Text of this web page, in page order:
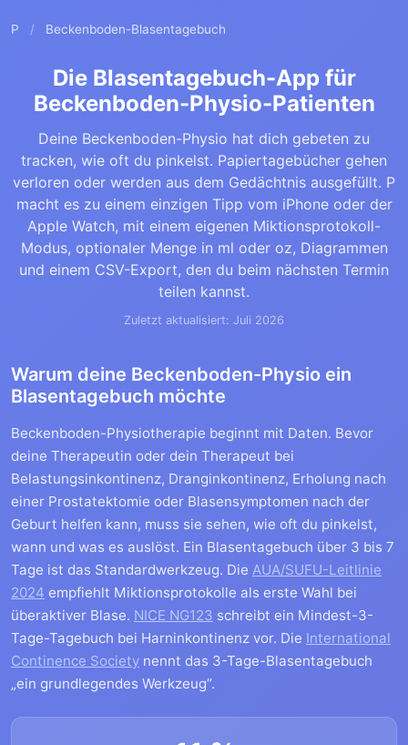
P / Beckenboden-Blasentagebuch
Die Blasentagebuch-App für
Beckenboden-Physio-Patienten
Deine Beckenboden-Physio hat dich gebeten zu
tracken, wie oft du pinkelst. Papiertagebücher gehen
verloren oder werden aus dem Gedächtnis ausgefüllt. P
macht es zu einem einzigen Tipp vom iPhone oder der
Apple Watch, mit einem eigenen Miktionsprotokoll-
Modus, optionaler Menge in ml oder oz, Diagrammen
und einem CSV-Export, den du beim nächsten Termin
teilen kannst.
Zuletzt aktualisiert: Juli 2026
Warum deine Beckenboden-Physio ein
Blasentagebuch möchte
Beckenboden-Physiotherapie beginnt mit Daten. Bevor
deine Therapeutin oder dein Therapeut bei
Belastungsinkontinenz, Dranginkontinenz, Erholung nach
einer Prostatektomie oder Blasensymptomen nach der
Geburt helfen kann, muss sie sehen, wie oft du pinkelst,
wann und was es auslöst. Ein Blasentagebuch über 3 bis 7
Tage ist das Standardwerkzeug. Die AUA/SUFU-Leitlinie
2024 empfiehlt Miktionsprotokolle als erste Wahl bei
überaktiver Blase. NICE NG123 schreibt ein Mindest-3-
Tage-Tagebuch bei Harninkontinenz vor. Die International
Continence Society nennt das 3-Tage-Blasentagebuch
„ein grundlegendes Werkzeug“.